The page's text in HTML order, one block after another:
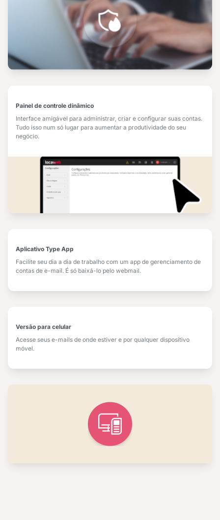
Aplicativo Type App
Facilite seu dia a dia de trabalho com um app de gerenciamento de
contas de e-mail. É só baixá-lo pelo webmail.
Versão para celular
Acesse seus e-mails de onde estiver e por qualquer dispositivo
móvel.
Painel de controle dinâmico
Interface amigável para administrar, criar e configurar suas contas.
Tudo isso num só lugar para aumentar a produtividade do seu
negócio.